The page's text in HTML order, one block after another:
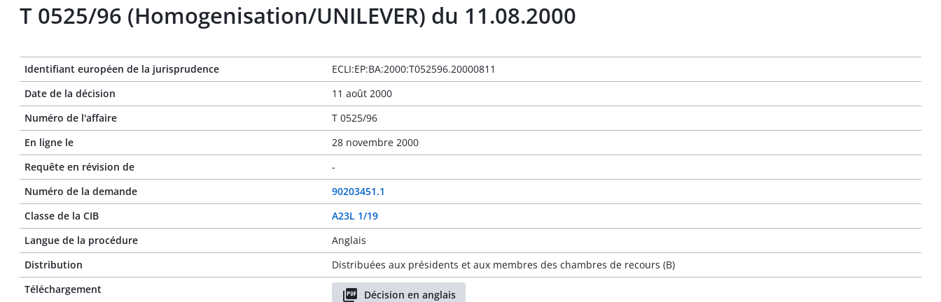
T 0525/96 (Homogenisation/UNILEVER) du 11.08.2000
Identifiant européen de la jurisprudence
ECLI:EP:BA:2000:T052596.20000811
Date de la décision
11 août 2000
Numéro de l'affaire
T 0525/96
En ligne le
28 novembre 2000
Requête en révision de
-
Numéro de la demande
90203451.1
Classe de la CIB
A23L 1/19
Langue de la procédure
Anglais
Distribution
Distribuées aux présidents et aux membres des chambres de recours (B)
Téléchargement
Décision en anglais